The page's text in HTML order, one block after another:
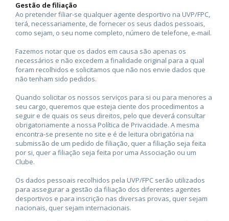
Gestão de filiação
Ao pretender filiar-se qualquer agente desportivo na UVP/FPC,
terá, necessariamente, de fornecer os seus dados pessoais,
como sejam, o seu nome completo, número de telefone, e-mail.
Fazemos notar que os dados em causa são apenas os
necessários e não excedem a finalidade original para a qual
foram recolhidos e solicitamos que não nos envie dados que
não tenham sido pedidos.
Quando solicitar os nossos serviços para si ou para menores a
seu cargo, queremos que esteja ciente dos procedimentos a
seguir e de quais os seus direitos, pelo que deverá consultar
obrigatoriamente a nossa Política de Privacidade. A mesma
encontra-se presente no site e é de leitura obrigatória na
submissão de um pedido de filiação, quer a filiação seja feita
por si, quer a filiação seja feita por uma Associação ou um
Clube.
Os dados pessoais recolhidos pela UVP/FPC serão utilizados
para assegurar a gestão da filiação dos diferentes agentes
desportivos e para inscrição nas diversas provas, quer sejam
nacionais, quer sejam internacionais.